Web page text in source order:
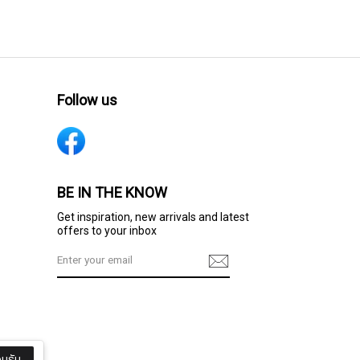
Follow us
BE IN THE KNOW
Get inspiration, new arrivals and latest
offers to your inbox